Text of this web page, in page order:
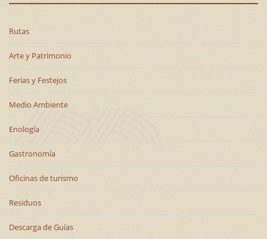
Rutas
Arte y Patrimonio
Ferias y Festejos
Medio Ambiente
Enología
Gastronomía
Oficinas de turismo
Residuos
Descarga de Guías